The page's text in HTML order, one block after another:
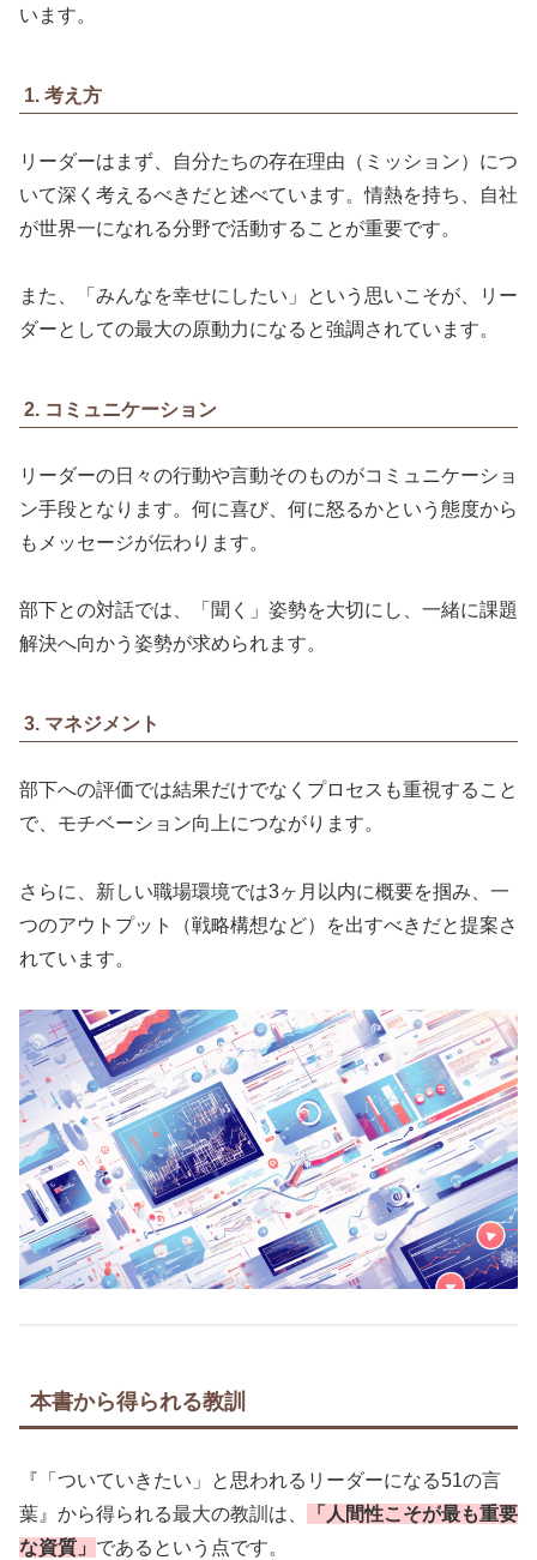
います。
1. 考え方
リーダーはまず、自分たちの存在理由（ミッション）につ
いて深く考えるべきだと述べています。情熱を持ち、自社
が世界一になれる分野で活動することが重要です。
また、「みんなを幸せにしたい」という思いこそが、リー
ダーとしての最大の原動力になると強調されています。
2. コミュニケーション
リーダーの日々の行動や言動そのものがコミュニケーショ
ン手段となります。何に喜び、何に怒るかという態度から
もメッセージが伝わります。
部下との対話では、「聞く」姿勢を大切にし、一緒に課題
解決へ向かう姿勢が求められます。
3. マネジメント
部下への評価では結果だけでなくプロセスも重視すること
で、モチベーション向上につながります。
さらに、新しい職場環境では3ヶ月以内に概要を掴み、一
つのアウトプット（戦略構想など）を出すべきだと提案さ
れています。
本書から得られる教訓
『「ついていきたい」と思われるリーダーになる51の言
葉』から得られる最大の教訓は、
「人間性こそが最も重要
な資質」 であるという点です。